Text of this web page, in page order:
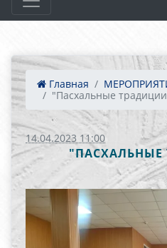
Главная
"Пасхальные
14.04.2023 11:00